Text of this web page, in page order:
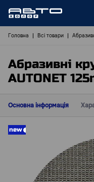
Головна Всі товари
Абразивні
AUTONET
Основна інформація
new